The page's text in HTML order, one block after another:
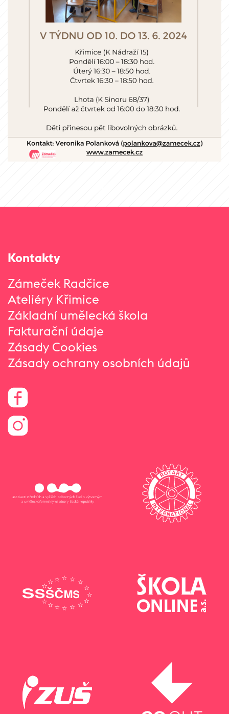
Kontakty
Zámeček Radčice
Ateliéry Křimice
Základní umělecká škola
Fakturační údaje
Zásady Cookies
Zásady ochrany osobních údajů